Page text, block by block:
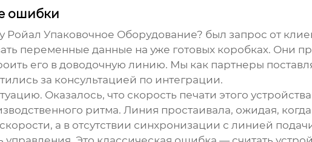
ошибки
Упаковочное Оборудование? был запрос от
переменные данные на уже готовых коробках. Они
его в доводочную линию. Мы как партнеры
за консультацией по интеграции.
Оказалось, что скорость печати этого
ритма. Линия простаивала, ожидая,
а в отсутствии синхронизации с линией